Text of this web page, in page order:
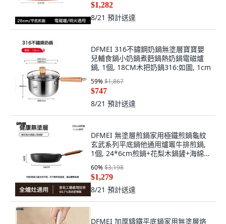
$1,282
8/21 預計送達
DFMEI 316不鏽鋼奶鍋無塗層寶寶嬰
兒輔食鍋小奶鍋煮麪鍋熱奶鍋電磁爐
鍋, 1個, 18CM木把奶鍋316:如圖, 1cm
59%$1,867
$747
8/21 預計送達
DFMEI 無塗層煎鍋家用極鐵煎鍋龜紋
玄武系列平底鍋他通用爐竈牛排煎鍋,
1個, 24*6cm煎鍋+花梨木鍋鏟+海綿擦
*2:如圖, 1cm
60%$3,198
$1,279
8/21 預計送達
DFMEI 加厚鑄鐵平底鍋家用無塗層烙